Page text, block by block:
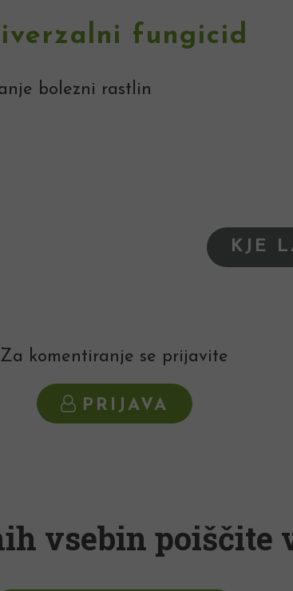
fungicid
bolezni rastlin
KJE
Za komentiranje se prijavite
PRIJAVA
vsebin poiščite